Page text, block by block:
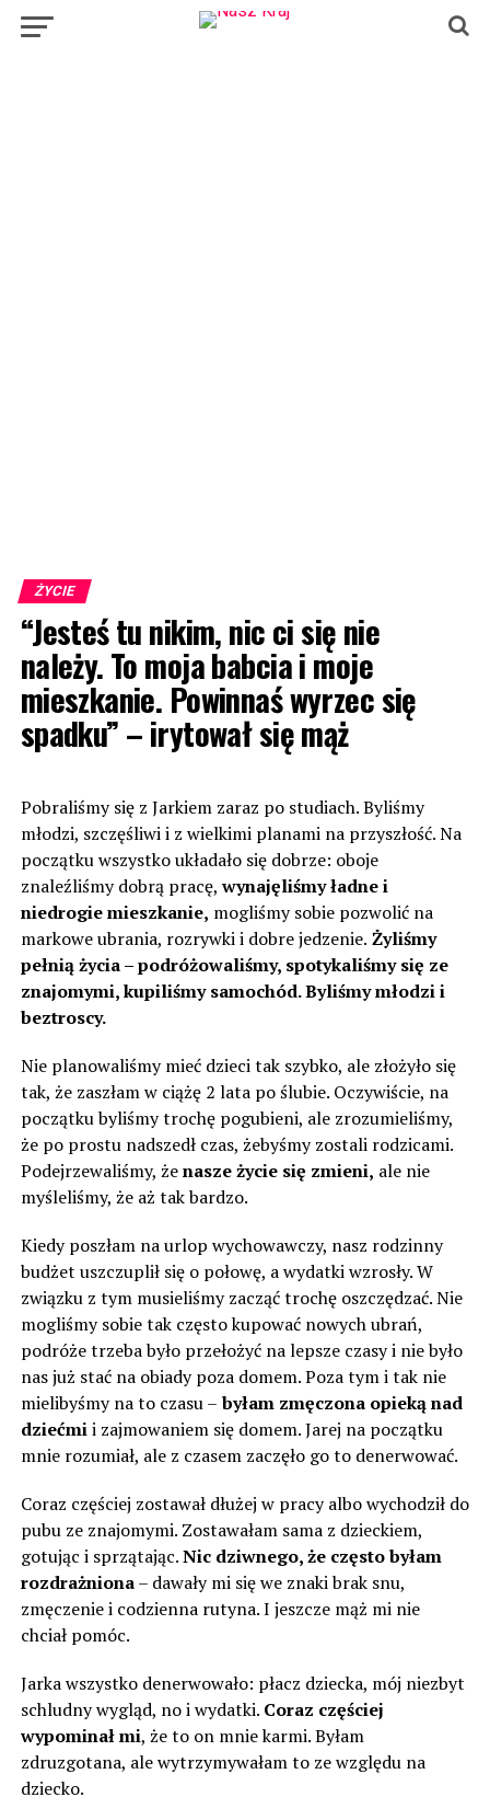
ŻYCIE
“Jesteś tu nikim, nic ci się nie
należy. To moja babcia i moje
mieszkanie. Powinnaś wyrzec się
spadku” – irytował się mąż
Pobraliśmy się z Jarkiem zaraz po studiach. Byliśmy
młodzi, szczęśliwi i z wielkimi planami na przyszłość. Na
początku wszystko układało się dobrze: oboje
znaleźliśmy dobrą pracę,wynajęliśmy ładne i
niedrogie mieszkanie, mogliśmy sobie pozwolić na
markowe ubrania, rozrywki i dobre jedzenie. Żyliśmy
pełnią życia – podróżowaliśmy, spotykaliśmy się ze
znajomymi, kupiliśmy samochód. Byliśmy młodzi i
beztroscy.
Nie planowaliśmy mieć dzieci tak szybko, ale złożyło się
tak, że zaszłam w ciążę 2 lata po ślubie. Oczywiście, na
początku byliśmy trochę pogubieni, ale zrozumieliśmy,
że po prostu nadszedł czas, żebyśmy zostali rodzicami.
Podejrzewaliśmy, żenasze życie się zmieni, ale nie
myśleliśmy, że aż tak bardzo.
Kiedy poszłam na urlop wychowawczy, nasz rodzinny
budżet uszczuplił się o połowę, a wydatki wzrosły. W
związku z tym musieliśmy zacząć trochę oszczędzać. Nie
mogliśmy sobie tak często kupować nowych ubrań,
podróże trzeba było przełożyć na lepsze czasy i nie było
nas już stać na obiady poza domem. Poza tym i tak nie
mielibyśmy na to czasu –byłam zmęczona opieką nad
dziećmii zajmowaniem się domem. Jarej na początku
mnie rozumiał, ale z czasem zaczęło go to denerwować.
Coraz częściej zostawał dłużej w pracy albo wychodził do
pubu ze znajomymi. Zostawałam sama z dzieckiem,
gotując i sprzątając.Nic dziwnego, że często byłam
rozdrażniona– dawały mi się we znaki brak snu,
zmęczenie i codzienna rutyna. I jeszcze mąż mi nie
chciał pomóc.
Jarka wszystko denerwowało: płacz dziecka, mój niezbyt
schludny wygląd, no i wydatki. Coraz częściej
wypominał mi, że to on mnie karmi. Byłam
zdruzgotana, ale wytrzymywałam to ze względu na
dziecko.